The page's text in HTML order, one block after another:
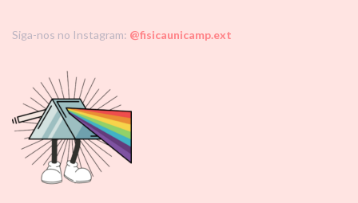
Siga-nos no Instagram: @fisicaunicamp.ext